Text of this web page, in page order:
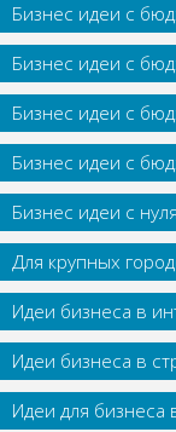
Бизнес идеи с
Бизнес идеи с
Бизнес идеи с
Бизнес идеи с
Бизнес идеи с нуля
Для крупных
Идеи бизнеса в
Идеи бизнеса в
Идеи для бизнеса